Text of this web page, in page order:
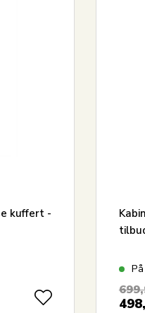
kuffert -